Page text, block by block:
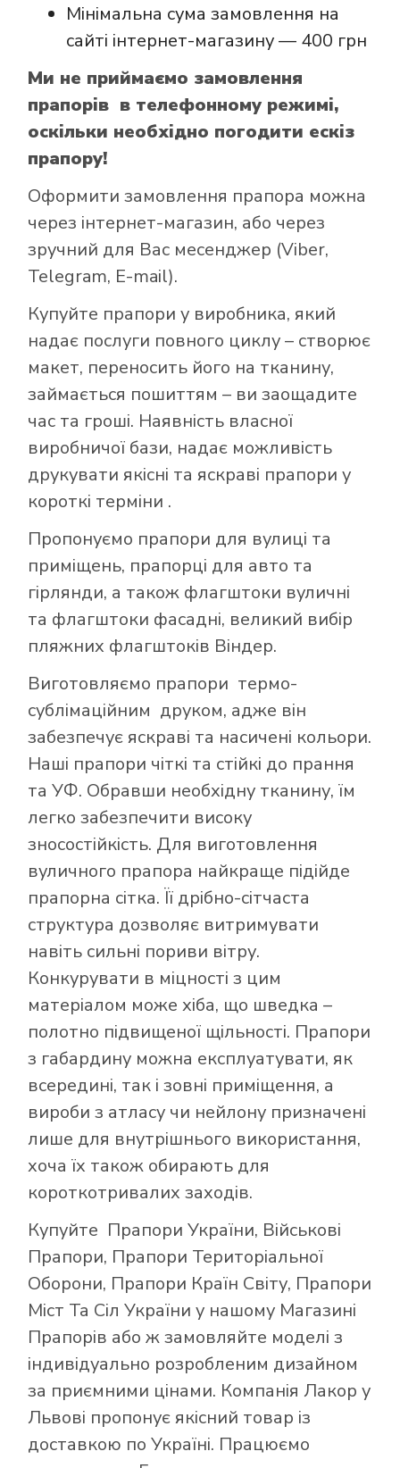
Мінімальна сума замовлення на
сайті інтернет-магазину — 400 грн
Ми не приймаємо замовлення
прапорів в телефонному режимі,
оскільки необхідно погодити ескіз
прапору!
Оформити замовлення прапора можна
через інтернет-магазин, або через
зручний для Вас месенджер (Viber,
Telegram, E-mail).
Купуйте прапори у виробника, який
надає послуги повного циклу – створює
макет, переносить його на тканину,
займається пошиттям – ви заощадите
час та гроші. Наявність власної
виробничої бази, надає можливість
друкувати якісні та яскраві прапори у
короткі терміни .
Пропонуємо прапори для вулиці та
приміщень, прапорці для авто та
гірлянди, а також флагштоки вуличні
та флагштоки фасадні, великий вибір
пляжних флагштоків Віндер.
Виготовляємо прапори термо-
сублімаційним друком, адже він
забезпечує яскраві та насичені кольори.
Наші прапори чіткі та стійкі до прання
та УФ. Обравши необхідну тканину, їм
легко забезпечити високу
зносостійкість. Для виготовлення
вуличного прапора найкраще підійде
прапорна сітка. Її дрібно-сітчаста
структура дозволяє витримувати
навіть сильні пориви вітру.
Конкурувати в міцності з цим
матеріалом може хіба, що шведка –
полотно підвищеної щільності. Прапори
з габардину можна експлуатувати, як
всередині, так і зовні приміщення, а
вироби з атласу чи нейлону призначені
лише для внутрішнього використання,
хоча їх також обирають для
короткотривалих заходів.
Купуйте Прапори України, Військові
Прапори, Прапори Територіальної
Оборони, Прапори Країн Світу, Прапори
Міст Та Сіл України у нашому Магазині
Прапорів або ж замовляйте моделі з
індивідуально розробленим дизайном
за приємними цінами. Компанія Лакор у
Львові пропонує якісний товар із
доставкою по Україні. Працюємо